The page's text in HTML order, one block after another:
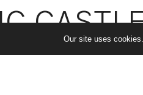
Our site uses